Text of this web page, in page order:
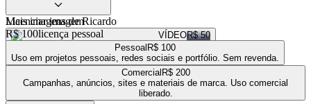
Mais imagens deRicardo
VÍDEOR$ 50
VÍDEOR$ 100
VÍDEOR$ 100
VÍDEOR$ 100
Ricardo→
Licenciar imagem
R$ 100licença pessoal
Pessoal R$ 100
Uso em projetos pessoais, redes sociais e portfólio. Sem revenda.
Comercial R$ 200
Campanhas, anúncios, sites e materiais de marca. Uso comercial
liberado.